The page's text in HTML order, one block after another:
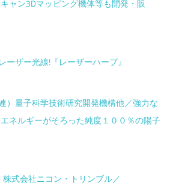
ャン3Dマッピング機体等も開発・販
ーザー光線!『レーザーハープ』
）量子科学技術研究開発機構他／強力な
ネルギーがそろった純度１００％の陽子
株式会社ニコン・トリンブル／